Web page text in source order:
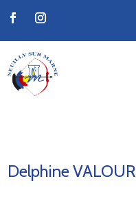
Delphine VALOUR